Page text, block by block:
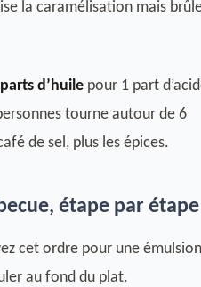
la caramélisation mais
d’huile pour 1 part
tourne autour de 6
de sel, plus les épices.
étape par étape
cet ordre pour une émulsion
au fond du plat.